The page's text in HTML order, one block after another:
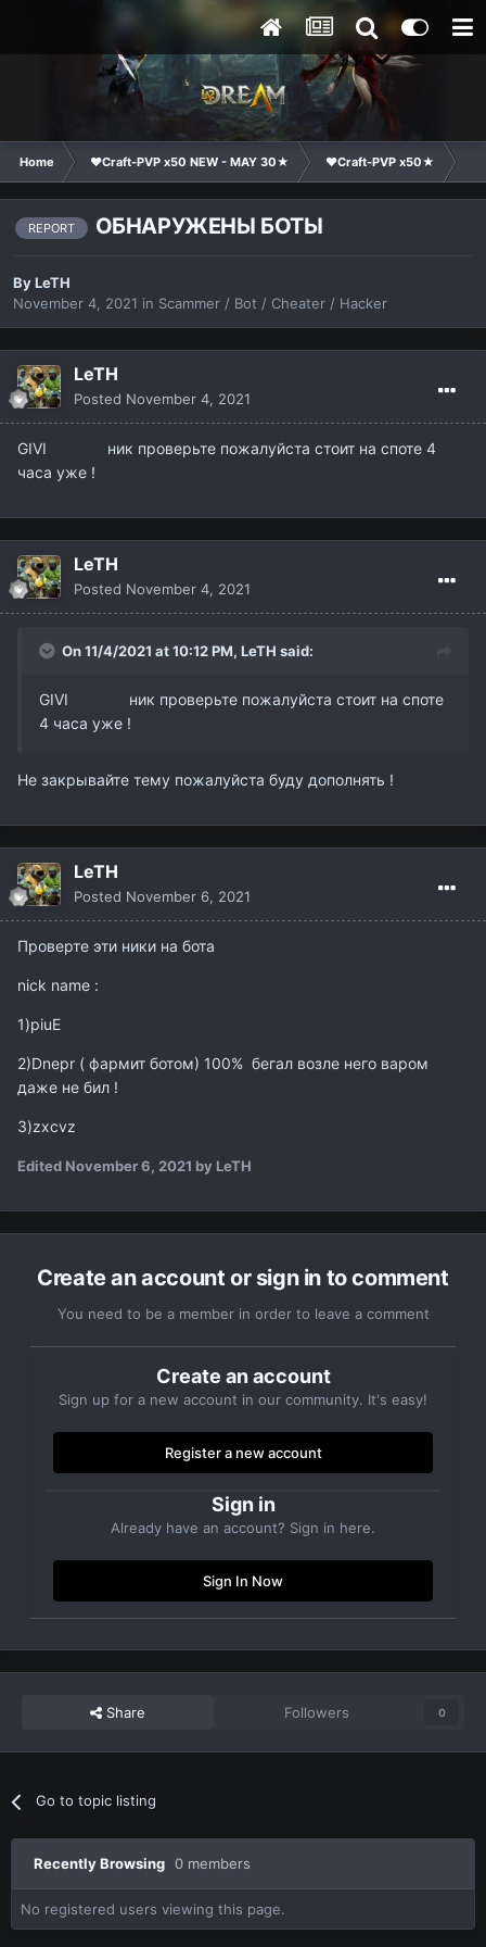
Home ❤Craft-PVP x50 NEW - MAY 30★ ❤Craft-PVP x50★
REPORT ОБНАРУЖЕНЫ БОТЫ
ByLeTH
November 4, 2021 in Scammer / Bot / Cheater / Hacker
LeTH
Posted November 4, 2021
GIVI ник проверьте пожалуйста стоит на споте 4
часа уже !
LeTH
Posted November 4, 2021
On 11/4/2021 at 10:12 PM, LeTH said:
GIVI ник проверьте пожалуйста стоит на споте
4 часа уже !
Не закрывайте тему пожалуйста буду дополнять !
LeTH
Posted November 6, 2021
Проверте эти ники на бота
nick name :
1)piuE
2)Dnepr ( фармит ботом) 100% бегал возле него варом
даже не бил !
3)zxcvz
Edited November 6, 2021 by LeTH
Create an account or sign in to comment
You need to be a member in order to leave a comment
Create an account
Sign up for a new account in our community. It's easy!
Register a new account
Sign in
Already have an account? Sign in here.
Sign In Now
Share Followers 0
Go to topic listing
Recently Browsing 0 members
No registered users viewing this page.